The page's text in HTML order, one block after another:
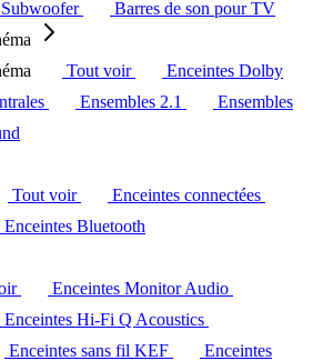
Subwoofer
Barres de son pour TV
Tout voir
Enceintes Dolby
Ensembles 2.1
Ensembles
Tout voir
Enceintes connectées
Enceintes Bluetooth
Enceintes Monitor Audio
Enceintes Hi-Fi Q Acoustics
Enceintes sans fil KEF
Enceintes